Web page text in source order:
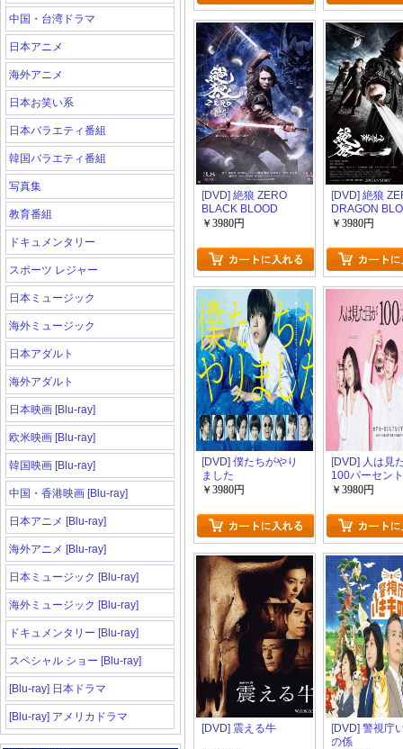
中国・台湾ドラマ
日本アニメ
海外アニメ
日本お笑い系
日本バラエティ番組
韓国バラエティ番組
写真集
教育番組
ドキュメンタリー
スポーツ レジャー
日本ミュージック
海外ミュージック
日本アダルト
海外アダルト
日本映画 [Blu-ray]
欧米映画 [Blu-ray]
韓国映画 [Blu-ray]
中国・香港映画 [Blu-ray]
日本アニメ [Blu-ray]
海外アニメ [Blu-ray]
日本ミュージック [Blu-ray]
海外ミュージック [Blu-ray]
ドキュメンタリー [Blu-ray]
スペシャル ショー [Blu-ray]
[Blu-ray] 日本ドラマ
[Blu-ray] アメリカドラマ
[DVD] 絶狼 ZERO
BLACK BLOOD
￥3980円
[DVD] 絶狼
DRAGON
￥3980円
[DVD] 僕たちがやり
ました
￥3980円
[DVD] 人は見
100パーセン
￥3980円
[DVD] 震える牛
[DVD] 警視庁
の係